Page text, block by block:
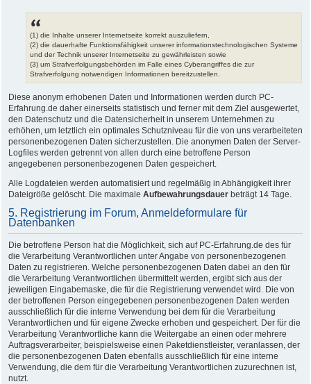
(1) die Inhalte unserer Internetseite korrekt auszuliefern,
(2) die dauerhafte Funktionsfähigkeit unserer informationstechnologischen Systeme
und der Technik unserer Internetseite zu gewährleisten sowie
(3) um Strafverfolgungsbehörden im Falle eines Cyberangriffes die zur
Strafverfolgung notwendigen Informationen bereitzustellen.
Diese anonym erhobenen Daten und Informationen werden durch PC-
Erfahrung.de daher einerseits statistisch und ferner mit dem Ziel ausgewertet,
den Datenschutz und die Datensicherheit in unserem Unternehmen zu
erhöhen, um letztlich ein optimales Schutzniveau für die von uns verarbeiteten
personenbezogenen Daten sicherzustellen. Die anonymen Daten der Server-
Logfiles werden getrennt von allen durch eine betroffene Person
angegebenen personenbezogenen Daten gespeichert.
Alle Logdateien werden automatisiert und regelmäßig in Abhängigkeit ihrer
Dateigröße gelöscht. Die maximale Aufbewahrungsdauer beträgt 14 Tage.
5. Registrierung im Forum, Anmeldeformulare für
Datenbanken
Die betroffene Person hat die Möglichkeit, sich auf PC-Erfahrung.de des für
die Verarbeitung Verantwortlichen unter Angabe von personenbezogenen
Daten zu registrieren. Welche personenbezogenen Daten dabei an den für
die Verarbeitung Verantwortlichen übermittelt werden, ergibt sich aus der
jeweiligen Eingabemaske, die für die Registrierung verwendet wird. Die von
der betroffenen Person eingegebenen personenbezogenen Daten werden
ausschließlich für die interne Verwendung bei dem für die Verarbeitung
Verantwortlichen und für eigene Zwecke erhoben und gespeichert. Der für die
Verarbeitung Verantwortliche kann die Weitergabe an einen oder mehrere
Auftragsverarbeiter, beispielsweise einen Paketdienstleister, veranlassen, der
die personenbezogenen Daten ebenfalls ausschließlich für eine interne
Verwendung, die dem für die Verarbeitung Verantwortlichen zuzurechnen ist,
nutzt.